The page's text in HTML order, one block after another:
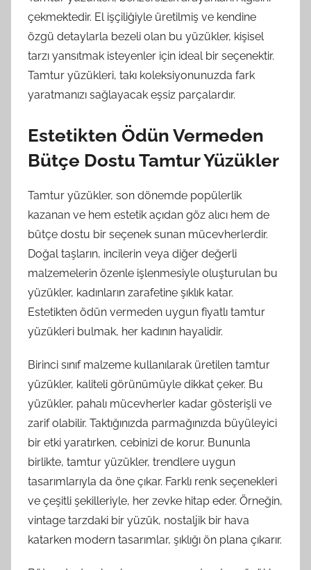
çekmektedir. El işçiliğiyle üretilmiş ve kendine
özgü detaylarla bezeli olan bu yüzükler, kişisel
tarzı yansıtmak isteyenler için ideal bir seçenektir.
Tamtur yüzükleri, takı koleksiyonunuzda fark
yaratmanızı sağlayacak eşsiz parçalardır.
Estetikten Ödün Vermeden
Bütçe Dostu Tamtur Yüzükler
Tamtur yüzükler, son dönemde popülerlik
kazanan ve hem estetik açıdan göz alıcı hem de
bütçe dostu bir seçenek sunan mücevherlerdir.
Doğal taşların, incilerin veya diğer değerli
malzemelerin özenle işlenmesiyle oluşturulan bu
yüzükler, kadınların zarafetine şıklık katar.
Estetikten ödün vermeden uygun fiyatlı tamtur
yüzükleri bulmak, her kadının hayalidir.
Birinci sınıf malzeme kullanılarak üretilen tamtur
yüzükler, kaliteli görünümüyle dikkat çeker. Bu
yüzükler, pahalı mücevherler kadar gösterişli ve
zarif olabilir. Taktığınızda parmağınızda büyüleyici
bir etki yaratırken, cebinizi de korur. Bununla
birlikte, tamtur yüzükler, trendlere uygun
tasarımlarıyla da öne çıkar. Farklı renk seçenekleri
ve çeşitli şekilleriyle, her zevke hitap eder. Örneğin,
vintage tarzdaki bir yüzük, nostaljik bir hava
katarken modern tasarımlar, şıklığı ön plana çıkarır.